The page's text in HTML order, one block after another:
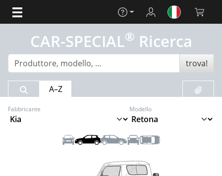
Aiuto Login Carrello
CAR-SPECIAL® Ricerca
trova!
Risultato della ricerca
A–Z
Fabbricante Modello
Anteriore
SinistraDestraPosteriore
Tetto